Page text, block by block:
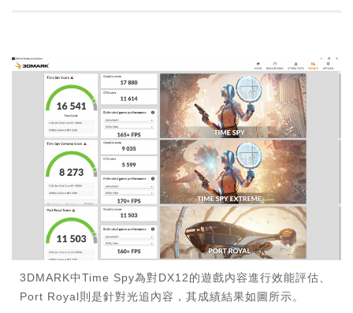
3DMARK中Time Spy為對DX12的遊戲內容進行效能評估、
Port Royal則是針對光追內容，其成績結果如圖所示。